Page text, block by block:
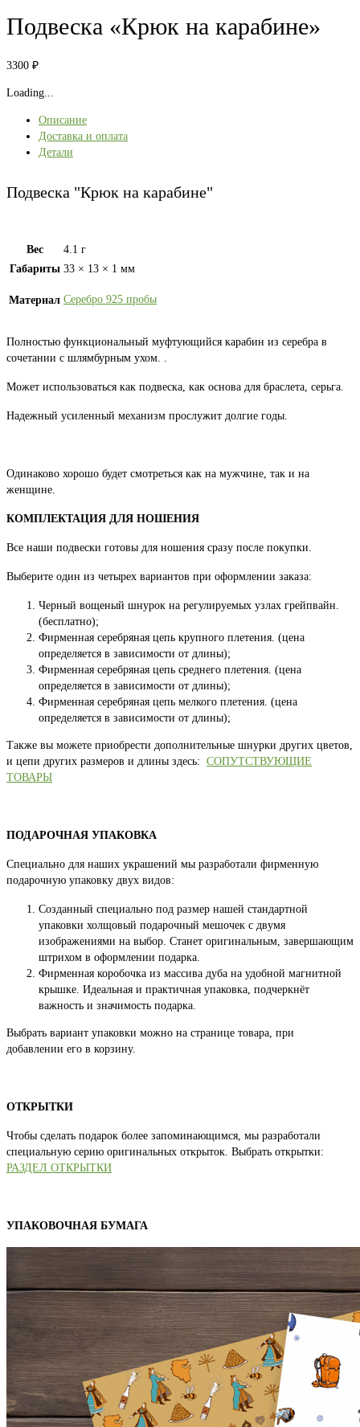
Подвеска «Крюк на карабине»
3300 ₽
Loading...
Описание
Доставка и оплата
Детали
Подвеска "Крюк на карабине"
Вес
4.1 г
Габариты 33 × 13 × 1 мм
Материал Серебро 925 пробы
Полностью функциональный муфтующийся карабин из серебра в
сочетании с шлямбурным ухом. .
Может использоваться как подвеска, как основа для браслета, серьга.
Надежный усиленный механизм прослужит долгие годы.
Одинаково хорошо будет смотреться как на мужчине, так и на
женщине.
КОМПЛЕКТАЦИЯ ДЛЯ НОШЕНИЯ
Все наши подвески готовы для ношения сразу после покупки.
Выберите один из четырех вариантов при оформлении заказа:
Черный вощеный шнурок на регулируемых узлах грейпвайн.
(бесплатно);
Фирменная серебряная цепь крупного плетения. (цена
определяется в зависимости от длины);
Фирменная серебряная цепь среднего плетения. (цена
определяется в зависимости от длины);
Фирменная серебряная цепь мелкого плетения. (цена
определяется в зависимости от длины);
Также вы можете приобрести дополнительные шнурки других цветов,
и цепи других размеров и длины здесь: СОПУТСТВУЮЩИЕ
ТОВАРЫ
ПОДАРОЧНАЯ УПАКОВКА
Специально для наших украшений мы разработали фирменную
подарочную упаковку двух видов:
Созданный специально под размер нашей стандартной
упаковки холщовый подарочный мешочек с двумя
изображениями на выбор. Станет оригинальным, завершающим
штрихом в оформлении подарка.
Фирменная коробочка из массива дуба на удобной магнитной
крышке. Идеальная и практичная упаковка, подчеркнёт
важность и значимость подарка.
Выбрать вариант упаковки можно на странице товара, при
добавлении его в корзину.
ОТКРЫТКИ
Чтобы сделать подарок более запоминающимся, мы разработали
специальную серию оригинальных открыток. Выбрать открытки:
РАЗДЕЛ ОТКРЫТКИ
УПАКОВОЧНАЯ БУМАГА